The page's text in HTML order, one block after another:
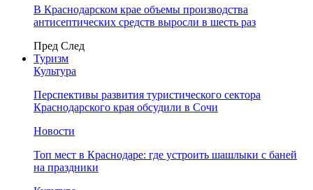
В Краснодарском крае объемы производства
антисептических средств выросли в шесть раз
Пред След
Туризм
Культура
Перспективы развития туристического сектора
Краснодарского края обсудили в Сочи
Новости
Топ мест в Краснодаре: где устроить шашлыки с баней
на праздники